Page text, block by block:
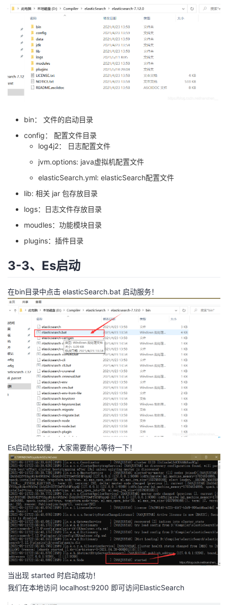
bin： 文件的启动目录
config： 配置文件目录
log4j2： 日志配置文件
jvm.options: java虚拟机配置文件
elasticSearch.yml: elasticSearch配置文件
lib: 相关 jar 包存放目录
logs：日志文件存放目录
moudles：功能模块目录
plugins：插件目录
3-3、Es启动
在bin目录中点击 elasticSearch.bat 启动服务！
Es启动比较慢，大家需要耐心等待一下！
当出现 started 时启动成功！
我们在本地访问 localhost:9200 即可访问ElasticSearch